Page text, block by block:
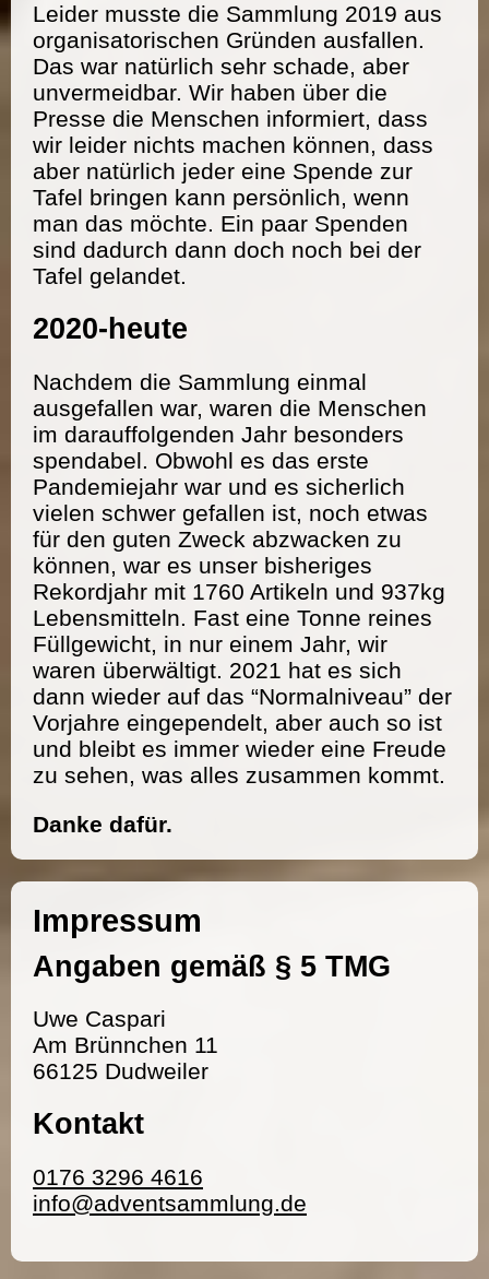
Leider musste die Sammlung 2019 aus
organisatorischen Gründen ausfallen.
Das war natürlich sehr schade, aber
unvermeidbar. Wir haben über die
Presse die Menschen informiert, dass
wir leider nichts machen können, dass
aber natürlich jeder eine Spende zur
Tafel bringen kann persönlich, wenn
man das möchte. Ein paar Spenden
sind dadurch dann doch noch bei der
Tafel gelandet.
2020-heute
Nachdem die Sammlung einmal
ausgefallen war, waren die Menschen
im darauffolgenden Jahr besonders
spendabel. Obwohl es das erste
Pandemiejahr war und es sicherlich
vielen schwer gefallen ist, noch etwas
für den guten Zweck abzwacken zu
können, war es unser bisheriges
Rekordjahr mit 1760 Artikeln und 937kg
Lebensmitteln. Fast eine Tonne reines
Füllgewicht, in nur einem Jahr, wir
waren überwältigt. 2021 hat es sich
dann wieder auf das “Normalniveau” der
Vorjahre eingependelt, aber auch so ist
und bleibt es immer wieder eine Freude
zu sehen, was alles zusammen kommt.
Danke dafür.
Impressum
Angaben gemäß § 5 TMG
Uwe Caspari
Am Brünnchen 11
66125 Dudweiler
Kontakt
0176 3296 4616
info@adventsammlung.de